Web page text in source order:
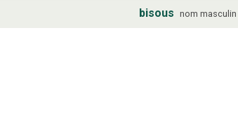
bisous nom masculin